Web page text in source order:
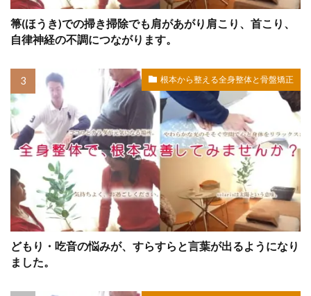
箒(ほうき)での掃き掃除でも肩があがり肩こり、首こり、
自律神経の不調につながります。
根本から整える全身整体と骨盤矯正
どもり・吃音の悩みが、すらすらと言葉が出るようになり
ました。